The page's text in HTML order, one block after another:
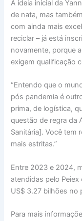
A ideia inicial da
de nata, mas
com ainda mais
reciclar – já está
novamente, porque
exigem qualificação
“Entendo que o
pós pandemia é
prima, de logística,
questão de regra da
Sanitária]. Você tem
mais estritas.”
Entre 2023 e 2024,
atendidas pelo Peiex
US$ 3.27 bilhões no
Para mais